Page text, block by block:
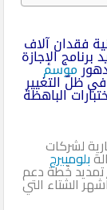
فقدان آلاف
الإجازة
موسم
ظلّ التغيير
الباهظة
لشركات
بلومبيرج
تمديد خُطة دعم
الشتاء التي